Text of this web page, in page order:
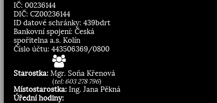
IČ: 00236144
DIČ: CZ00236144
ID datové schránky: 439bdrt
Bankovní spojení: Česká
spořitelna a.s. Kolín
Číslo účtu: 443506369/0800
Starostka: Mgr. Soňa Křenová
(tel: 603 278 796)
Místostarostka: Ing. Jana Pěkná
Úřední hodiny: